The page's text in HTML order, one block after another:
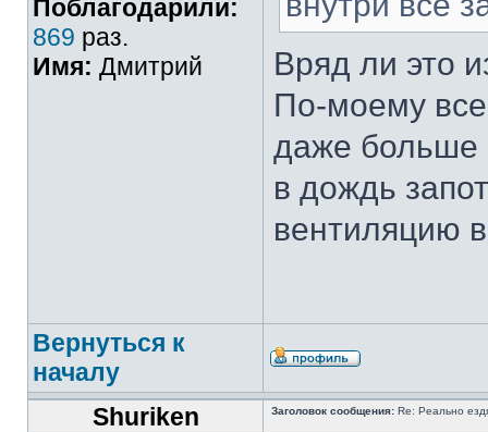
Поблагодарили:
869 раз.
Имя: Дмитрий
Вряд ли это
По-моему
даже больше
в дождь
вентиляцию
Вернуться к
началу
Shuriken
Заголовок сообщения: Re: Реально